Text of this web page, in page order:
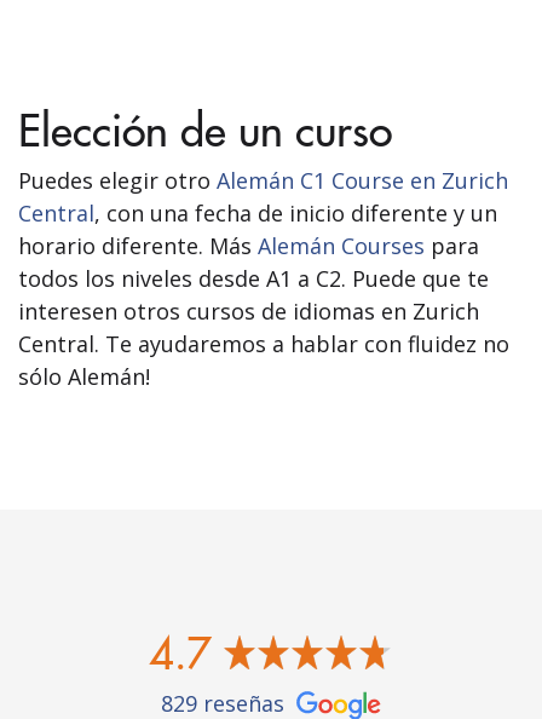
Elección de un curso
Puedes elegir otro Alemán C1 Course en Zurich
Central, con una fecha de inicio diferente y un
horario diferente. Más Alemán Courses para
todos los niveles desde A1 a C2. Puede que te
interesen otros cursos de idiomas en Zurich
Central. Te ayudaremos a hablar con fluidez no
sólo Alemán!
4.7
829 reseñas